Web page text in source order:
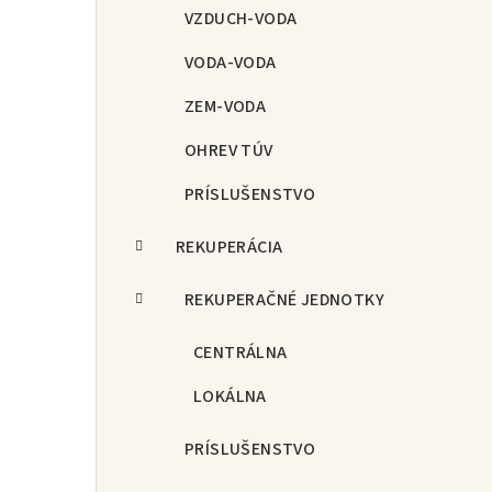
VZDUCH-VODA
VODA-VODA
ZEM-VODA
OHREV TÚV
PRÍSLUŠENSTVO
REKUPERÁCIA
REKUPERAČNÉ JEDNOTKY
CENTRÁLNA
LOKÁLNA
PRÍSLUŠENSTVO